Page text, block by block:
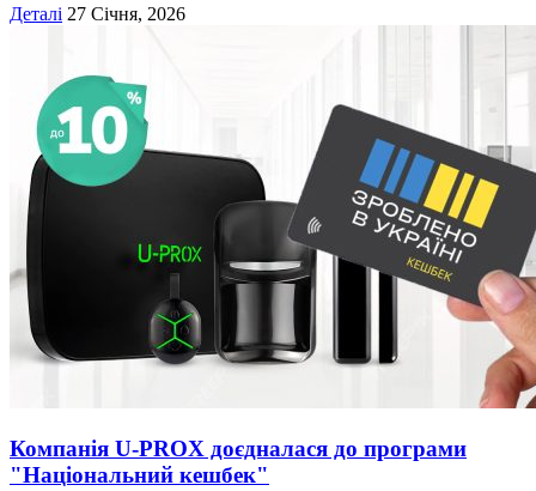
Деталі 27 Січня, 2026
Компанія U-PROX доєдналася до програми
"Національний кешбек"